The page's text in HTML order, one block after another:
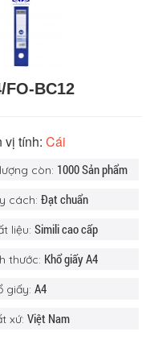
FO-BC12
vị tính: Cái
còn: 1000 Sản phẩm
cách: Đạt chuẩn
liệu: Simili cao cấp
thước: Khổ giấy A4
giấy: A4
xứ: Việt Nam